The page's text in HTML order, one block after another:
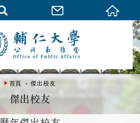
首頁 傑出校友
傑出校友